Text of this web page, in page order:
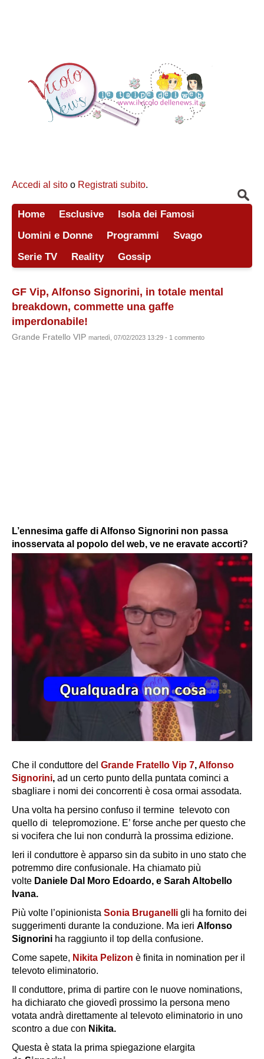
Accedi al sito o Registrati subito.
Home Esclusive
Isola dei Famosi
Uomini e Donne
Programmi
Svago
Serie TV
Reality Gossip
GF Vip, Alfonso Signorini, in totale mental
breakdown, commette una gaffe
imperdonabile!
Grande Fratello VIP martedì, 07/02/2023 13:29 - 1 commento
L’ennesima gaffe di Alfonso Signorini non passa
inosservata al popolo del web, ve ne eravate accorti?
Che il conduttore del Grande Fratello Vip 7,Alfonso
Signorini, ad un certo punto della puntata cominci a
sbagliare i nomi dei concorrenti è cosa ormai assodata.
Una volta ha persino confuso il termine televoto con
quello di telepromozione. E’ forse anche per questo che
si vocifera che lui non condurrà la prossima edizione.
Ieri il conduttore è apparso sin da subito in uno stato che
potremmo dire confusionale. Ha chiamato più
volte Daniele Dal Moro Edoardo, e Sarah Altobello
Ivana.
Più volte l’opinionista Sonia Bruganelli gli ha fornito dei
suggerimenti durante la conduzione. Ma ieri Alfonso
Signorini ha raggiunto il top della confusione.
Come sapete, Nikita Pelizon è finita in nomination per il
televoto eliminatorio.
Il conduttore, prima di partire con le nuove nominations,
ha dichiarato che giovedì prossimo la persona meno
votata andrà direttamente al televoto eliminatorio in uno
scontro a due con Nikita.
Questa è stata la prima spiegazione elargita